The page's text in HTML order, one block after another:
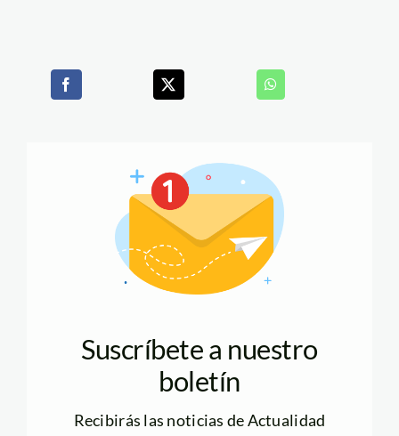
Suscríbete a nuestro
boletín
Recibirás las noticias de Actualidad